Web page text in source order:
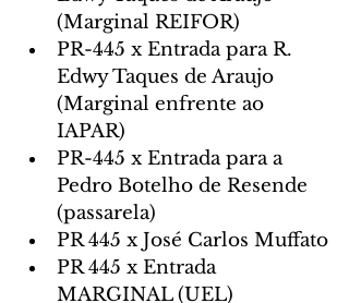
(Marginal REIFOR)
PR-445 x Entrada para R.
Edwy Taques de Araujo
(Marginal enfrente ao
IAPAR)
PR-445 x Entrada para a
Pedro Botelho de Resende
(passarela)
PR 445 x José Carlos Muffato
PR 445 x Entrada
MARGINAL (UEL)